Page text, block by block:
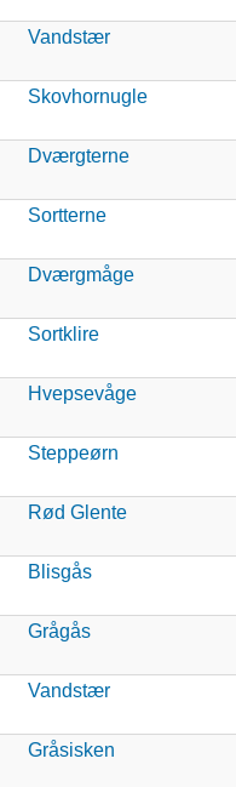
Vandstær
Skovhornugle
Dværgterne
Sortterne
Dværgmåge
Sortklire
Hvepsevåge
Steppeørn
Rød Glente
Blisgås
Grågås
Vandstær
Gråsisken